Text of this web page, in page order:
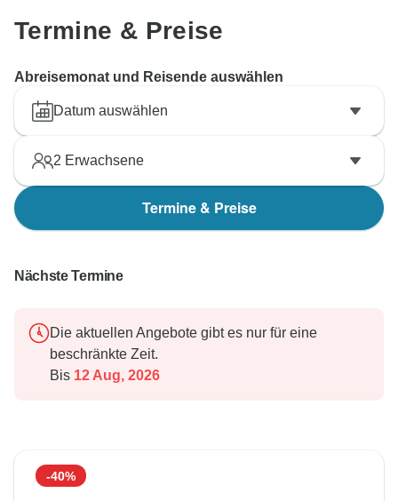
Termine & Preise
Abreisemonat und Reisende auswählen
Datum auswählen
2 Erwachsene
Termine & Preise
Nächste Termine
Die aktuellen Angebote gibt es nur für eine
beschränkte Zeit.
Bis 12 Aug, 2026
-40%